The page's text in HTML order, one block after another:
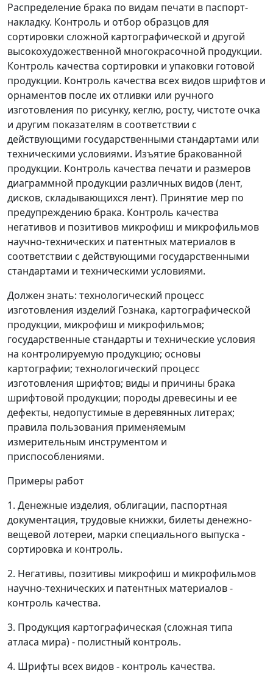
Распределение брака по видам печати в паспорт-
накладку. Контроль и отбор образцов для
сортировки сложной картографической и другой
высокохудожественной многокрасочной продукции.
Контроль качества сортировки и упаковки готовой
продукции. Контроль качества всех видов шрифтов и
орнаментов после их отливки или ручного
изготовления по рисунку, кеглю, росту, чистоте очка
и другим показателям в соответствии с
действующими государственными стандартами или
техническими условиями. Изъятие бракованной
продукции. Контроль качества печати и размеров
диаграммной продукции различных видов (лент,
дисков, складывающихся лент). Принятие мер по
предупреждению брака. Контроль качества
негативов и позитивов микрофиш и микрофильмов
научно-технических и патентных материалов в
соответствии с действующими государственными
стандартами и техническими условиями.
Должен знать: технологический процесс
изготовления изделий Гознака, картографической
продукции, микрофиш и микрофильмов;
государственные стандарты и технические условия
на контролируемую продукцию; основы
картографии; технологический процесс
изготовления шрифтов; виды и причины брака
шрифтовой продукции; породы древесины и ее
дефекты, недопустимые в деревянных литерах;
правила пользования применяемым
измерительным инструментом и
приспособлениями.
Примеры работ
1. Денежные изделия, облигации, паспортная
документация, трудовые книжки, билеты денежно-
вещевой лотереи, марки специального выпуска -
сортировка и контроль.
2. Негативы, позитивы микрофиш и микрофильмов
научно-технических и патентных материалов -
контроль качества.
3. Продукция картографическая (сложная типа
атласа мира) - полистный контроль.
4. Шрифты всех видов - контроль качества.